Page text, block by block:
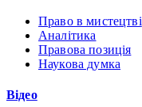
Право в мистецтві
Аналітика
Правова позиція
Наукова думка
Відео